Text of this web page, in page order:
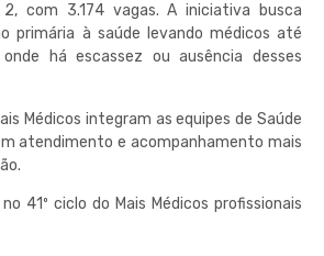
com 3.174 vagas. A iniciativa busca
primária à saúde levando médicos até
há escassez ou ausência desses
Médicos integram as equipes de Saúde
atendimento e acompanhamento mais
41º ciclo do Mais Médicos profissionais